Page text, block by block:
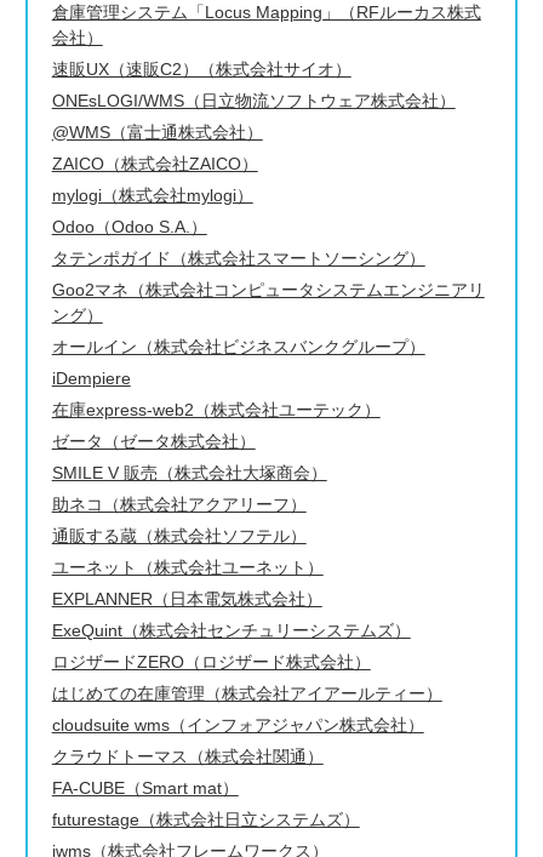
倉庫管理システム「Locus Mapping」（RFルーカス株式
会社）
速販UX（速販C2）（株式会社サイオ）
ONEsLOGI/WMS（日立物流ソフトウェア株式会社）
@WMS（富士通株式会社）
ZAICO（株式会社ZAICO）
mylogi（株式会社mylogi）
Odoo（Odoo S.A.）
タテンポガイド（株式会社スマートソーシング）
Goo2マネ（株式会社コンピュータシステムエンジニアリ
ング）
オールイン（株式会社ビジネスバンクグループ）
iDempiere
在庫express-web2（株式会社ユーテック）
ゼータ（ゼータ株式会社）
SMILE V 販売（株式会社大塚商会）
助ネコ（株式会社アクアリーフ）
通販する蔵（株式会社ソフテル）
ユーネット（株式会社ユーネット）
EXPLANNER（日本電気株式会社）
ExeQuint（株式会社センチュリーシステムズ）
ロジザードZERO（ロジザード株式会社）
はじめての在庫管理（株式会社アイアールティー）
cloudsuite wms（インフォアジャパン株式会社）
クラウドトーマス（株式会社関通）
FA-CUBE（Smart mat）
futurestage（株式会社日立システムズ）
iwms（株式会社フレームワークス）